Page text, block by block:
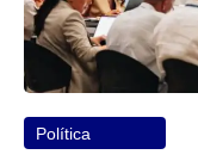
Política